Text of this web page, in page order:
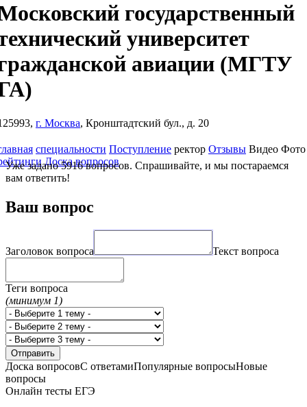
государственный
университет
авиации (МГТУ
г. Москва, Кронштадтский бул., д. 20
специальности Поступление ректор Отзывы Видео Фото
Доска вопросов
Уже задано 5916 вопросов. Спрашивайте, и мы постараемся
вам ответить!
Ваш вопрос
Заголовок вопроса Текст вопроса
Теги вопроса
(минимум 1)
Доска вопросовС ответамиПопулярные вопросыНовые
вопросы
Онлайн тесты ЕГЭ